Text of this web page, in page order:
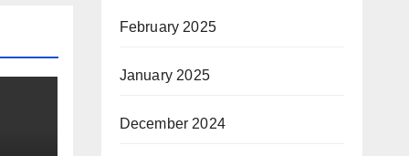
February 2025
January 2025
December 2024